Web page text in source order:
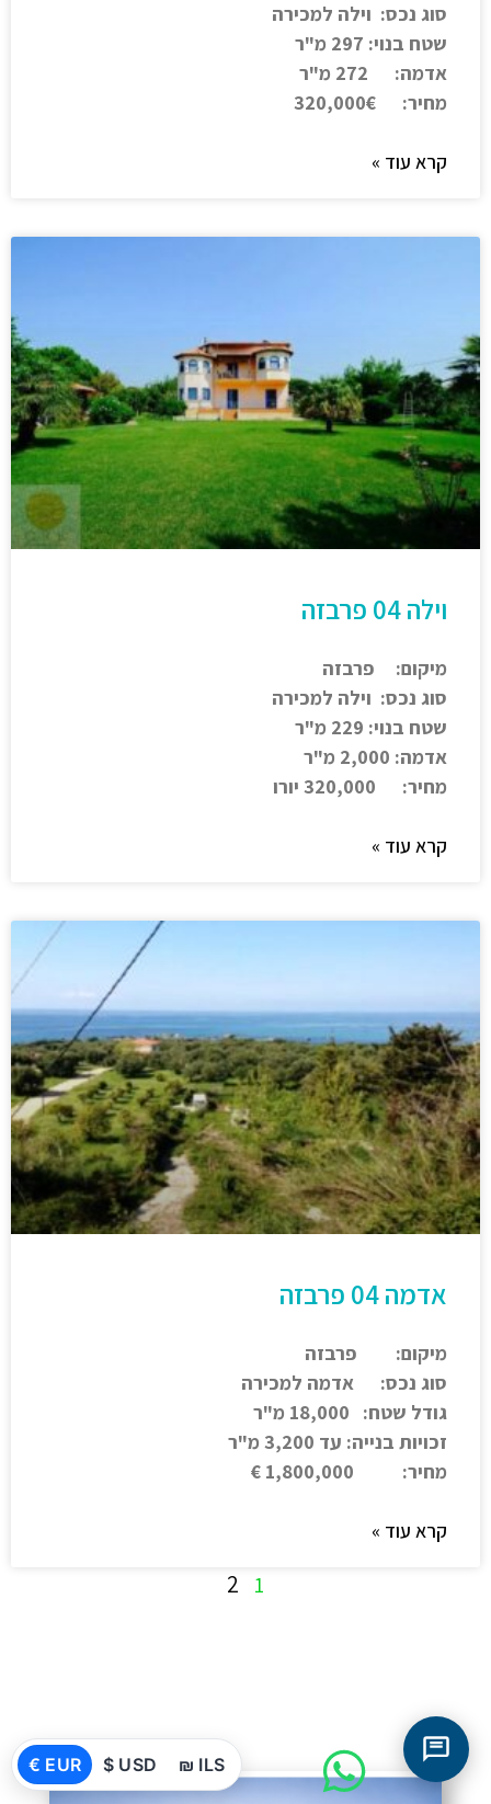
סוג נכס: וילה למכירה
שטח בנוי: 297 מ"ר
אדמה: 272 מ"ר
מחיר: 320,000€
קרא עוד »
וילה 04 פרבזה
מיקום: פרבזה
סוג נכס: וילה למכירה
שטח בנוי: 229 מ"ר
אדמה: 2,000 מ"ר
מחיר: 320,000 יורו
קרא עוד »
אדמה 04 פרבזה
מיקום: פרבזה
סוג נכס: אדמה למכירה
גודל שטח: 18,000 מ"ר
זכויות בנייה: עד 3,200 מ"ר
מחיר: 1,800,000 €
קרא עוד »
1
2
€ EUR $ USD ₪ ILS
נדל"ן ביוון G.R.E
מקוון
שלום! איך אפשר לעזור?